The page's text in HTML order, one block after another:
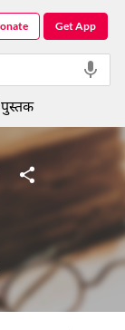
Get App